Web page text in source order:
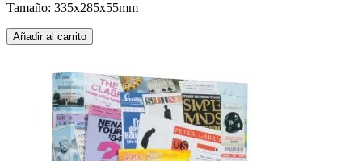
Tamaño: 335x285x55mm
Añadir al carrito